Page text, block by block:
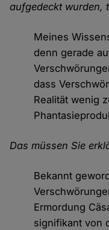
aufgedeckt wurden,
Meines
denn gerade
dass
Realität wenig
Das müssen Sie
Bekannt
Ermordung
signifikant von